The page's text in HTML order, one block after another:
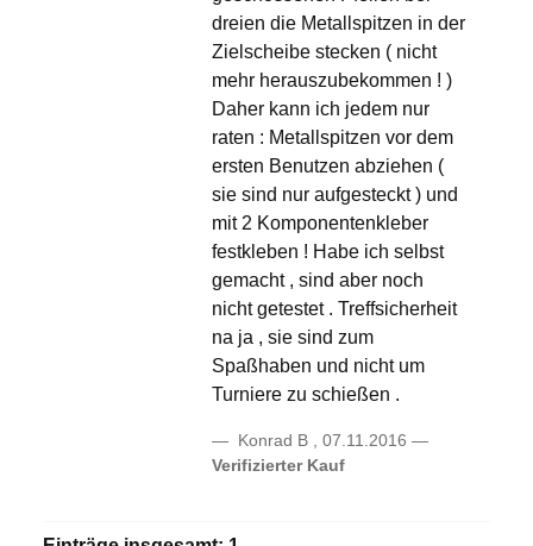
dreien die Metallspitzen in der
Zielscheibe stecken ( nicht
mehr herauszubekommen ! )
Daher kann ich jedem nur
raten : Metallspitzen vor dem
ersten Benutzen abziehen (
sie sind nur aufgesteckt ) und
mit 2 Komponentenkleber
festkleben ! Habe ich selbst
gemacht , sind aber noch
nicht getestet . Treffsicherheit
na ja , sie sind zum
Spaßhaben und nicht um
Turniere zu schießen .
Konrad B , 07.11.2016
Verifizierter Kauf